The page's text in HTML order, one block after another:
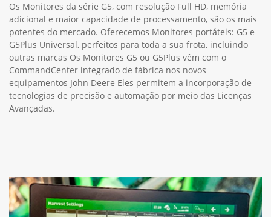
Os Monitores da série G5, com resolução Full HD, memória
adicional e maior capacidade de processamento, são os mais
potentes do mercado. Oferecemos Monitores portáteis: G5 e
G5Plus Universal, perfeitos para toda a sua frota, incluindo
outras marcas Os Monitores G5 ou G5Plus vêm com o
CommandCenter integrado de fábrica nos novos
equipamentos John Deere Eles permitem a incorporação de
tecnologias de precisão e automação por meio das Licenças
Avançadas.